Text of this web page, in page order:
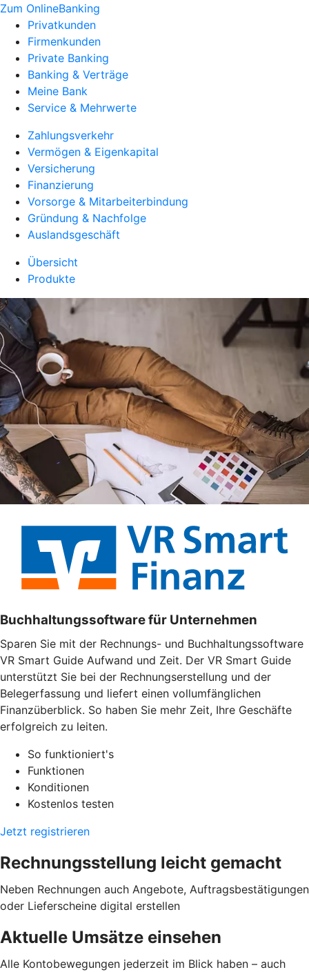
Zum OnlineBanking
Privatkunden
Firmenkunden
Private Banking
Banking & Verträge
Meine Bank
Service & Mehrwerte
Zahlungsverkehr
Vermögen & Eigenkapital
Versicherung
Finanzierung
Vorsorge & Mitarbeiterbindung
Gründung & Nachfolge
Auslandsgeschäft
Übersicht
Produkte
Buchhaltungssoftware für Unternehmen
Sparen Sie mit der Rechnungs- und Buchhaltungssoftware
VR Smart Guide Aufwand und Zeit. Der VR Smart Guide
unterstützt Sie bei der Rechnungserstellung und der
Belegerfassung und liefert einen vollumfänglichen
Finanzüberblick. So haben Sie mehr Zeit, Ihre Geschäfte
erfolgreich zu leiten.
So funktioniert's
Funktionen
Konditionen
Kostenlos testen
Jetzt registrieren
Rechnungsstellung leicht gemacht
Neben Rechnungen auch Angebote, Auftragsbestätigungen
oder Lieferscheine digital erstellen
Aktuelle Umsätze einsehen
Alle Kontobewegungen jederzeit im Blick haben – auch